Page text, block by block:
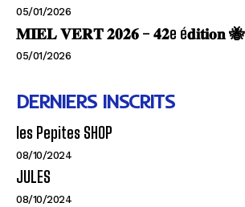
05/01/2026
𝐌𝐈𝐄𝐋 𝐕𝐄𝐑𝐓 𝟐𝟎𝟐𝟔 – 𝟒𝟐e é𝐝𝐢𝐭𝐢𝐨𝐧 🐝
05/01/2026
DERNIERS INSCRITS
les Pepites SHOP
08/10/2024
JULES
08/10/2024